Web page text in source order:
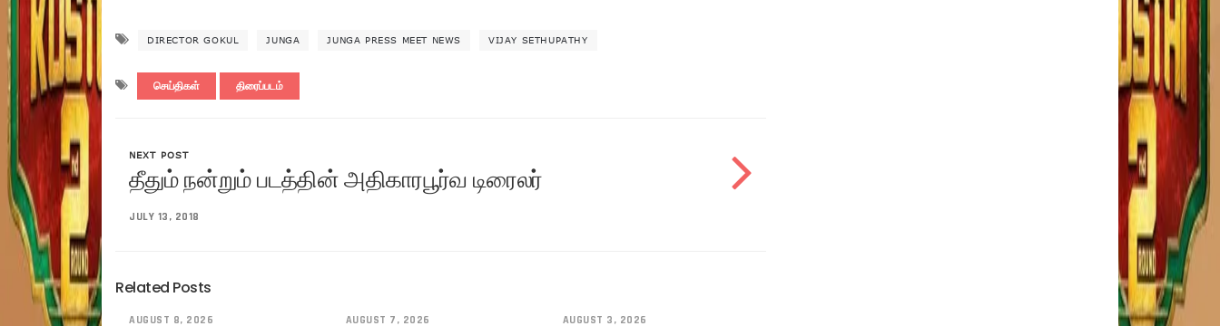
DIRECTOR GOKUL JUNGA JUNGA PRESS MEET NEWS VIJAY SETHUPATHY
செய்திகள் திரைப்படம்
NEXT POST
தீதும் நன்றும் படத்தின் அதிகாரபூர்வ டிரைலர்
JULY 13, 2018
Related Posts
AUGUST 8, 2026 AUGUST 7, 2026 AUGUST 3, 2026